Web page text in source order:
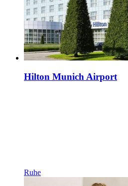
Hilton Munich Airport
Ruhe